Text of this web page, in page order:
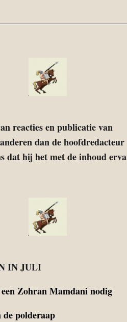
reacties en publicatie van
dan de hoofdredacteur
dat hij het met de inhoud
IN JULI
Zohran Mamdani nodig
polderaap